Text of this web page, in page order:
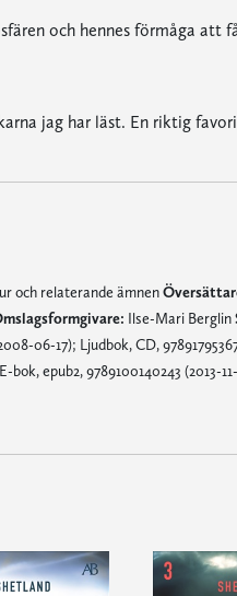
och hennes förmåga att
jag har läst. En riktig
och relaterande ämnen
Ilse-Mari Berglin
06-17); Ljudbok, CD,
bok, epub2, 9789100140243 (2013-